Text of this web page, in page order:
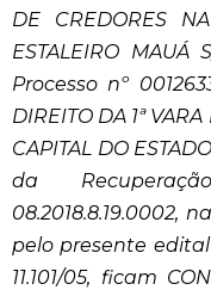
DE CREDORES
ESTALEIRO
Processo nº
DIREITO DA 1ª
CAPITAL DO
da
08.2018.8.19.0002,
pelo presente
11.101/05, ficam